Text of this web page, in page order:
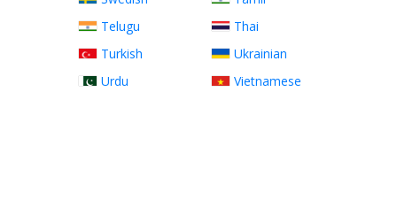
Telugu
Thai
Turkish
Ukrainian
Urdu
Vietnamese